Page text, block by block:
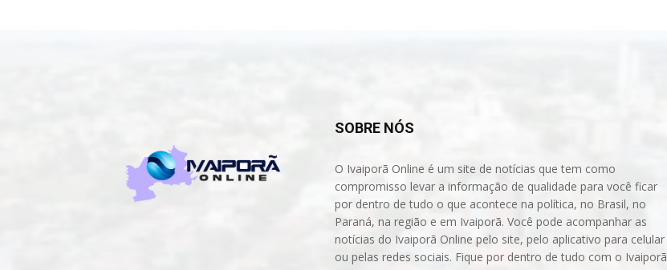
SOBRE NÓS
O Ivaiporã Online é um site de notícias que tem como
compromisso levar a informação de qualidade para você ficar
por dentro de tudo o que acontece na política, no Brasil, no
Paraná, na região e em Ivaiporã. Você pode acompanhar as
notícias do Ivaiporã Online pelo site, pelo aplicativo para celular
ou pelas redes sociais. Fique por dentro de tudo com o Ivaiporã